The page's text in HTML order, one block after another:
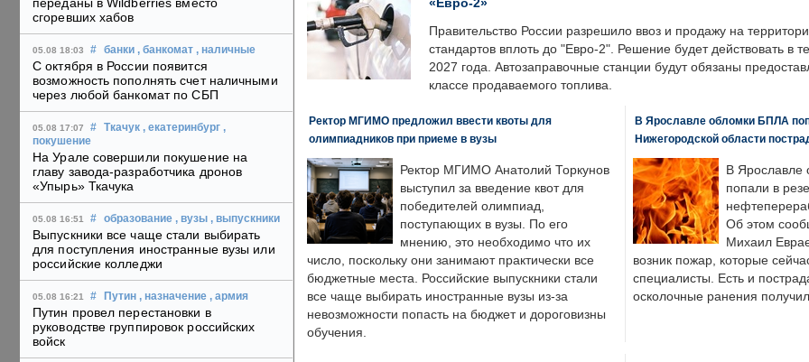
переданы в Wildberries вместо
сгоревших хабов
05.08 18:03 # банки , банкомат , наличные
С октября в России появится
возможность пополнять счет наличными
через любой банкомат по СБП
05.08 17:07 # Ткачук , екатеринбург ,
покушение
На Урале совершили покушение на
главу завода-разработчика дронов
«Упырь» Ткачука
05.08 16:51 # образование , вузы , выпускники
Выпускники все чаще стали выбирать
для поступления иностранные вузы или
российские колледжи
05.08 16:21 # Путин , назначение , армия
Путин провел перестановки в
руководстве группировок российских
войск
Правительство России разрешило ввоз и продажу на
стандартов вплоть до "Евро-2". Решение будет действовать в
2027 года. Автозаправочные станции будут обязаны
классе продаваемого топлива.
Ректор МГИМО предложил ввести квоты для
олимпиадников при приеме в вузы
Ректор МГИМО Анатолий Торкунов
выступил за введение квот для
победителей олимпиад,
поступающих в вузы. По его
мнению, это необходимо что их
число, поскольку они занимают практически все
бюджетные места. Российские выпускники стали
все чаще выбирать иностранные вузы из-за
невозможности попасть на бюджет и дороговизны
обучения.
В Ярославле обломки БПЛА
Нижегородской области
В Ярославле
попали в
Об этом
Михаил
возник пожар, которые
специалисты. Есть и
осколочные ранения